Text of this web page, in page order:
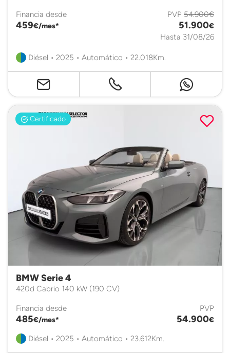
Financia desde
459€/mes*
PVP 54.900€
51.900€
Hasta 31/08/26
Diésel • 2025 • Automático • 22.018Km.
Certificado
BMW Serie 4
420d Cabrio 140 kW (190 CV)
Financia desde
485€/mes*
PVP
54.900€
Diésel • 2025 • Automático • 23.612Km.